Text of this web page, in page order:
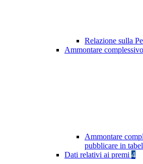
Relazione sulla
Ammontare
Ammontare
pubblicare in
Dati relativi ai premi 4